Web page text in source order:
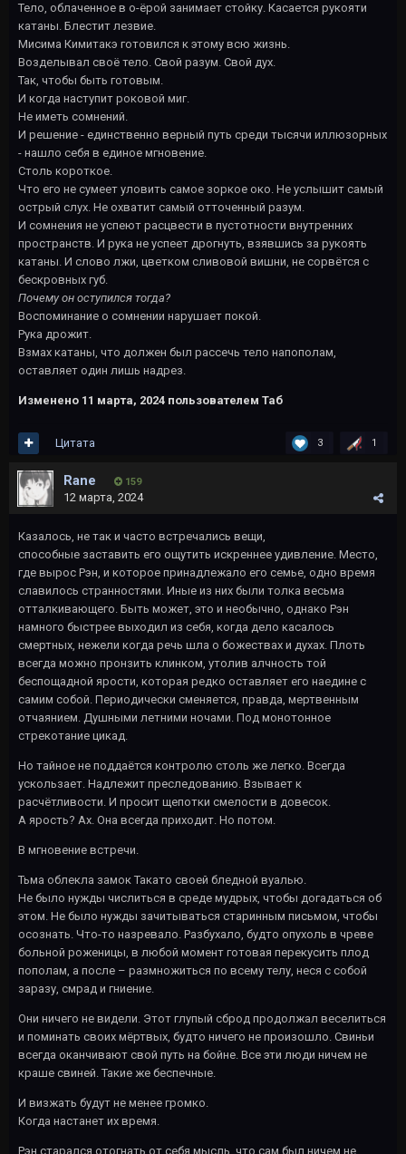
Тело, облаченное в о-ёрой занимает стойку. Касается рукояти
катаны. Блестит лезвие.
Мисима Кимитакэ готовился к этому всю жизнь.
Возделывал своё тело. Свой разум. Свой дух.
Так, чтобы быть готовым.
И когда наступит роковой миг.
Не иметь сомнений.
И решение - единственно верный путь среди тысячи иллюзорных
- нашло себя в единое мгновение.
Столь короткое.
Что его не сумеет уловить самое зоркое око. Не услышит самый
острый слух. Не охватит самый отточенный разум.
И сомнения не успеют расцвести в пустотности внутренних
пространств. И рука не успеет дрогнуть, взявшись за рукоять
катаны. И слово лжи, цветком сливовой вишни, не сорвётся с
бескровных губ.
Почему он оступился тогда?
Воспоминание о сомнении нарушает покой.
Рука дрожит.
Взмах катаны, что должен был рассечь тело напополам,
оставляет один лишь надрез.
Изменено 11 марта, 2024 пользователем Таб
3 1
Цитата
Rane 159
12 марта, 2024
Казалось, не так и часто встречались вещи,
способные заставить его ощутить искреннее удивление. Место,
где вырос Рэн, и которое принадлежало его семье, одно время
славилось странностями. Иные из них были толка весьма
отталкивающего. Быть может, это и необычно, однако Рэн
намного быстрее выходил из себя, когда дело касалось
смертных, нежели когда речь шла о божествах и духах. Плоть
всегда можно пронзить клинком, утолив алчность той
беспощадной ярости, которая редко оставляет его наедине с
самим собой. Периодически сменяется, правда, мертвенным
отчаянием. Душными летними ночами. Под монотонное
стрекотание цикад.
Но тайное не поддаётся контролю столь же легко. Всегда
ускользает. Надлежит преследованию. Взывает к
расчётливости. И просит щепотки смелости в довесок.
А ярость? Ах. Она всегда приходит. Но потом.
В мгновение встречи.
Тьма облекла замок Такато своей бледной вуалью.
Не было нужды числиться в среде мудрых, чтобы догадаться об
этом. Не было нужды зачитываться старинным письмом, чтобы
осознать. Что-то назревало. Разбухало, будто опухоль в чреве
больной роженицы, в любой момент готовая перекусить плод
пополам, а после – размножиться по всему телу, неся с собой
заразу, смрад и гниение.
Они ничего не видели. Этот глупый сброд продолжал веселиться
и поминать своих мёртвых, будто ничего не произошло. Свиньи
всегда оканчивают свой путь на бойне. Все эти люди ничем не
краше свиней. Такие же беспечные.
И визжать будут не менее громко.
Когда настанет их время.
Рэн старался отогнать от себя мысль, что сам был ничем не